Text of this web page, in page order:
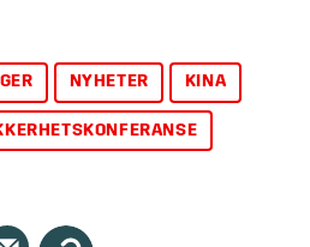
NYHETER KINA